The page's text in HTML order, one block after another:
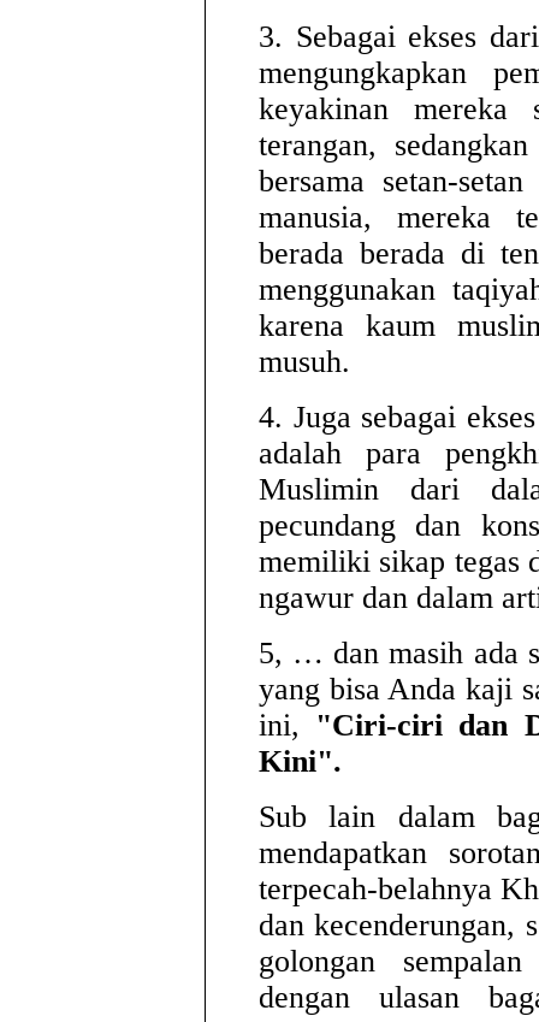
3. Sebagai ekses
mengungkapkan
keyakinan mereka
terangan,
bersama setan-
manusia, mereka
berada berada di
menggunakan
karena kaum
musuh.
4. Juga sebagai
adalah para
Muslimin dari
pecundang dan
memiliki sikap tegas
ngawur dan dalam
5, … dan masih ada
yang bisa Anda kaji
ini, "Ciri-ciri dan
Kini".
Sub lain dalam
mendapatkan
terpecah-belahnya
dan kecenderungan,
golongan
dengan ulasan